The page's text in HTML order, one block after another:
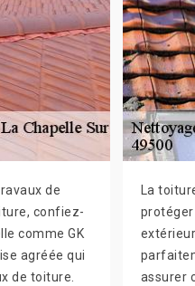
de
confiez-
comme GK
agréée qui
de toiture.
La
assurer